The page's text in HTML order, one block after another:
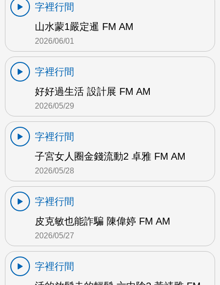
字裡行間
山水蒙1嚴定暹 FM AM
2026/06/01
字裡行間
好好過生活 設計展 FM AM
2026/05/29
字裡行間
子宮女人圈金錢流動2 卓雅 FM AM
2026/05/28
字裡行間
皮克敏也能詐騙 陳偉婷 FM AM
2026/05/27
字裡行間